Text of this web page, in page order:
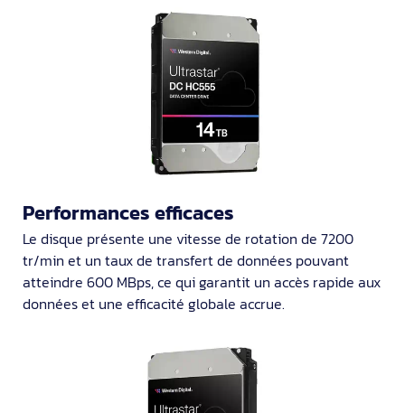
Performances efficaces
Le disque présente une vitesse de rotation de 7200
tr/min et un taux de transfert de données pouvant
atteindre 600 MBps, ce qui garantit un accès rapide aux
données et une efficacité globale accrue.